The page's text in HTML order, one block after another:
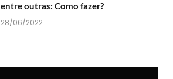
entre outras: Como fazer?
28/06/2022